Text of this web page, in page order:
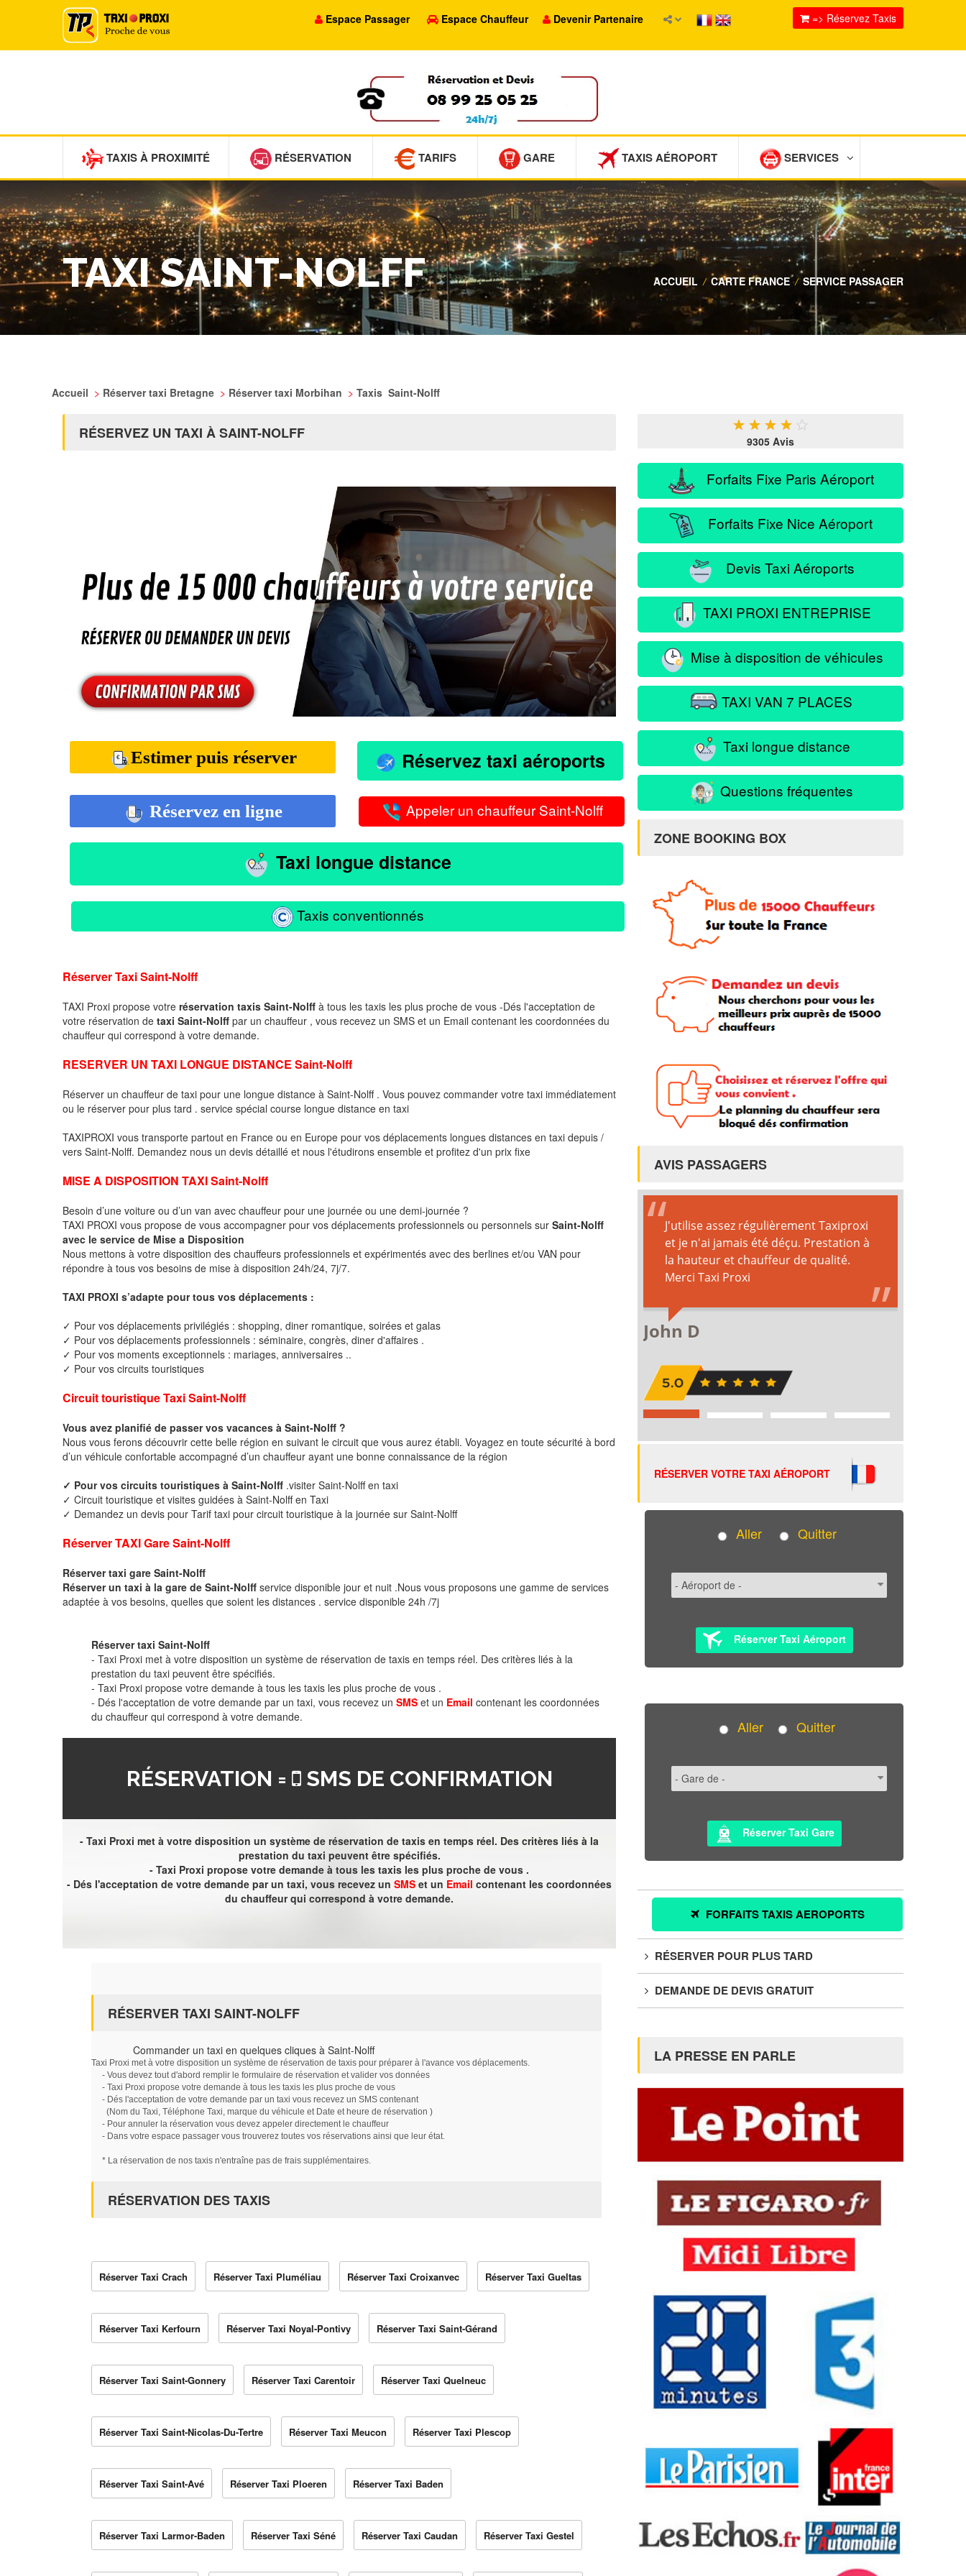
Espace Passager Espace Chauffeur Devenir Partenaire => Réservez Taxis
TAXIS À PROXIMITÉ RÉSERVATION TARIFS GARE TAXIS AÉROPORT SERVICES
TAXI SAINT-NOLFF ACCUEIL / CARTE FRANCE / SERVICE PASSAGER
Accueil > Réserver taxi Bretagne > Réserver taxi Morbihan > Taxis Saint-Nolff
RÉSERVEZ UN TAXI À SAINT-NOLFF
Estimer puis réserver Réservez taxi aéroports
Réservez en ligne Appeler un chauffeur Saint-Nolff
Taxi longue distance
Taxis conventionnés
Réserver Taxi Saint-Nolff
TAXI Proxi propose votre réservation taxis Saint-Nolff à tous les taxis les plus proche de vous -Dés l'acceptation de
votre réservation de taxi Saint-Nolff par un chauffeur , vous recevez un SMS et un Email contenant les coordonnées du
chauffeur qui correspond à votre demande.
RESERVER UN TAXI LONGUE DISTANCE Saint-Nolff
Réserver un chauffeur de taxi pour une longue distance à Saint-Nolff . Vous pouvez commander votre taxi immédiatement
ou le réserver pour plus tard . service spécial course longue distance en taxi
TAXIPROXI vous transporte partout en France ou en Europe pour vos déplacements longues distances en taxi depuis /
vers Saint-Nolff. Demandez nous un devis détaillé et nous l'étudirons ensemble et profitez d'un prix fixe
MISE A DISPOSITION TAXI Saint-Nolff
Besoin d’une voiture ou d’un van avec chauffeur pour une journée ou une demi-journée ?
TAXI PROXI vous propose de vous accompagner pour vos déplacements professionnels ou personnels sur Saint-Nolff
avec le service de Mise a Disposition
Nous mettons à votre disposition des chauffeurs professionnels et expérimentés avec des berlines et/ou VAN pour
répondre à tous vos besoins de mise à disposition 24h/24, 7j/7.
TAXI PROXI s’adapte pour tous vos déplacements :
✓ Pour vos déplacements privilégiés : shopping, diner romantique, soirées et galas
✓ Pour vos déplacements professionnels : séminaire, congrès, diner d'affaires .
✓ Pour vos moments exceptionnels : mariages, anniversaires ..
✓ Pour vos circuits touristiques
Circuit touristique Taxi Saint-Nolff
Vous avez planifié de passer vos vacances à Saint-Nolff ?
Nous vous ferons découvrir cette belle région en suivant le circuit que vous aurez établi. Voyagez en toute sécurité à bord
d’un véhicule confortable accompagné d’un chauffeur ayant une bonne connaissance de la région
✓ Pour vos circuits touristiques à Saint-Nolff .visiter Saint-Nolff en taxi
✓ Circuit touristique et visites guidées à Saint-Nolff en Taxi
✓ Demandez un devis pour Tarif taxi pour circuit touristique à la journée sur Saint-Nolff
Réserver TAXI Gare Saint-Nolff
Réserver taxi gare Saint-Nolff
Réserver un taxi à la gare de Saint-Nolff service disponible jour et nuit .Nous vous proposons une gamme de services
adaptée à vos besoins, quelles que soient les distances . service disponible 24h /7j
Réserver taxi Saint-Nolff
- Taxi Proxi met à votre disposition un système de réservation de taxis en temps réel. Des critères liés à la
prestation du taxi peuvent être spécifiés.
- Taxi Proxi propose votre demande à tous les taxis les plus proche de vous .
- Dés l'acceptation de votre demande par un taxi, vous recevez un SMS et un Email contenant les coordonnées
du chauffeur qui correspond à votre demande.
RÉSERVATION = SMS DE CONFIRMATION
- Taxi Proxi met à votre disposition un système de réservation de taxis en temps réel. Des critères liés à la
prestation du taxi peuvent être spécifiés.
- Taxi Proxi propose votre demande à tous les taxis les plus proche de vous .
- Dés l'acceptation de votre demande par un taxi, vous recevez un SMS et un Email contenant les coordonnées
du chauffeur qui correspond à votre demande.
RÉSERVER TAXI SAINT-NOLFF
Commander un taxi en quelques cliques à Saint-Nolff
Taxi Proxi met à votre disposition un système de réservation de taxis pour préparer à l'avance vos déplacements.
- Vous devez tout d'abord remplir le formulaire de réservation et valider vos données
- Taxi Proxi propose votre demande à tous les taxis les plus proche de vous
- Dés l'acceptation de votre demande par un taxi vous recevez un SMS contenant
(Nom du Taxi, Téléphone Taxi, marque du véhicule et Date et heure de réservation )
- Pour annuler la réservation vous devez appeler directement le chauffeur
- Dans votre espace passager vous trouverez toutes vos réservations ainsi que leur état.
* La réservation de nos taxis n'entraîne pas de frais supplémentaires.
RÉSERVATION DES TAXIS
Réserver Taxi Crach Réserver Taxi Pluméliau Réserver Taxi Croixanvec Réserver Taxi Gueltas
Réserver Taxi Kerfourn Réserver Taxi Noyal-Pontivy Réserver Taxi Saint-Gérand
Réserver Taxi Saint-Gonnery Réserver Taxi Carentoir Réserver Taxi Quelneuc
Réserver Taxi Saint-Nicolas-Du-Tertre Réserver Taxi Meucon Réserver Taxi Plescop
Réserver Taxi Saint-Avé Réserver Taxi Ploeren Réserver Taxi Baden
Réserver Taxi Larmor-Baden Réserver Taxi Séné Réserver Taxi Caudan Réserver Taxi Gestel
★ ★ ★ ★ ★
9305 Avis
Forfaits Fixe Paris Aéroport
Forfaits Fixe Nice Aéroport
Devis Taxi Aéroports
TAXI PROXI ENTREPRISE
Mise à disposition de véhicules
TAXI VAN 7 PLACES
Taxi longue distance
Questions fréquentes
ZONE BOOKING BOX
AVIS PASSAGERS
RÉSERVER VOTRE TAXI AÉROPORT
Aller Quitter
Réserver Taxi Aéroport
Aller Quitter
Réserver Taxi Gare
FORFAITS TAXIS AEROPORTS
RÉSERVER POUR PLUS TARD
DEMANDE DE DEVIS GRATUIT
LA PRESSE EN PARLE